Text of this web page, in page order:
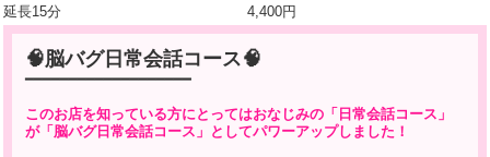
延長15分
4,400円
🧠脳バグ日常会話コース🧠
━━━━━━━━━━━━━━━━━━━
このお店を知っている方にとってはおなじみの「日常会話コース」
が「脳バグ日常会話コース」としてパワーアップしました！